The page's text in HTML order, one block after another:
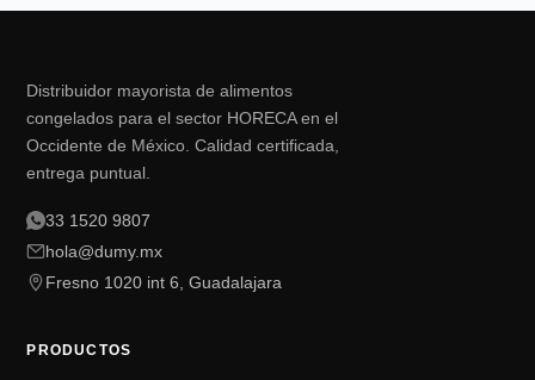
Distribuidor mayorista de alimentos
congelados para el sector HORECA en el
Occidente de México. Calidad certificada,
entrega puntual.
33 1520 9807
hola@dumy.mx
Fresno 1020 int 6, Guadalajara
PRODUCTOS